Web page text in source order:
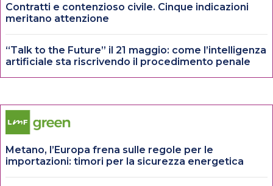
Contratti e contenzioso civile. Cinque indicazioni
meritano attenzione
“Talk to the Future” il 21 maggio: come l’intelligenza
artificiale sta riscrivendo il procedimento penale
Metano, l’Europa frena sulle regole per le
importazioni: timori per la sicurezza energetica